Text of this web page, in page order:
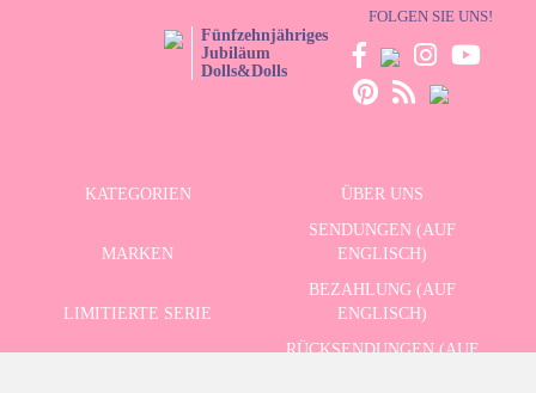
Fünfzehnjähriges
Jubiläum
Dolls&Dolls
FOLGEN SIE UNS!
KATEGORIEN ÜBER UNS
MARKEN
SENDUNGEN (AUF
ENGLISCH)
LIMITIERTE SERIE
BEZAHLUNG (AUF
ENGLISCH)
RÜCKSENDUNGEN (AUF